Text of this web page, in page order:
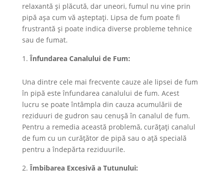
relaxantă și plăcută, dar uneori, fumul nu vine prin
pipă așa cum vă așteptați. Lipsa de fum poate fi
frustrantă și poate indica diverse probleme tehnice
sau de fumat.
Înfundarea Canalului de Fum:
Una dintre cele mai frecvente cauze ale lipsei de fum
în pipă este înfundarea canalului de fum. Acest
lucru se poate întâmpla din cauza acumulării de
reziduuri de gudron sau cenușă în canalul de fum.
Pentru a remedia această problemă, curățați canalul
de fum cu un curățător de pipă sau o ață specială
pentru a îndepărta reziduurile.
Îmbibarea Excesivă a Tutunului: